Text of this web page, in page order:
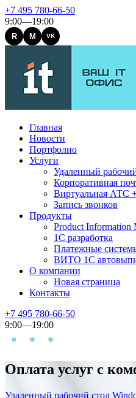
+7 495 780-66-50
9:00—19:00
R M VK
Главная
Новости
Портфолио
Услуги
Удаленный
Корпоративная
Виртуальная АТС
Запись звонков
Продукты
Product Information
1С разработка
Платежные
ВИТО 1С
О компании
Новая страница
Контакты
+7 495 780-66-50
9:00—19:00
Оплата услуг с
Удаленный рабочий стол